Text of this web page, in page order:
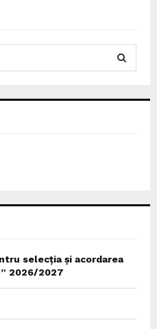
selecția și acordarea
2026/2027